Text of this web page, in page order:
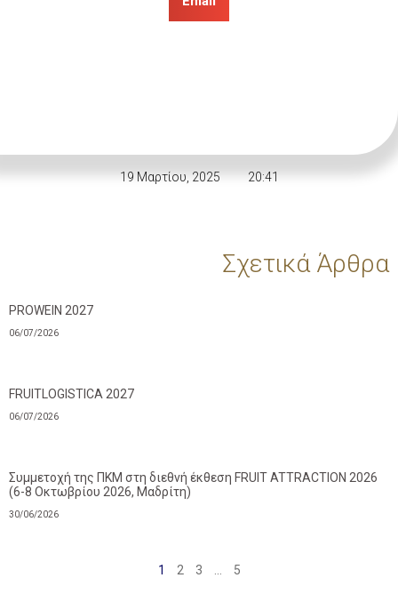
19 Μαρτίου, 2025 20:41
Σχετικά Άρθρα
PROWEIN 2027
06/07/2026
FRUITLOGISTICA 2027
06/07/2026
Συμμετοχή της ΠΚΜ στη διεθνή έκθεση FRUIT ATTRACTION 2026
(6-8 Οκτωβρίου 2026, Μαδρίτη)
30/06/2026
1 2 3 5